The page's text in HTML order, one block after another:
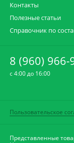
Контакты
Полезные статьи
Справочник по
8 (960) 966-
c 4:00 до 16:00
Пользовательское
Представленные